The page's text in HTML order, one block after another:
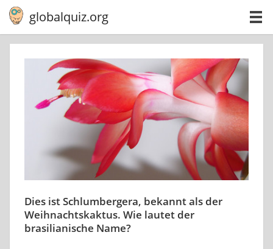
globalquiz.org
Dies ist Schlumbergera, bekannt als der
Weihnachtskaktus. Wie lautet der
brasilianische Name?